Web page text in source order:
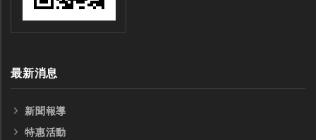
最新消息
新聞報導
特惠活動